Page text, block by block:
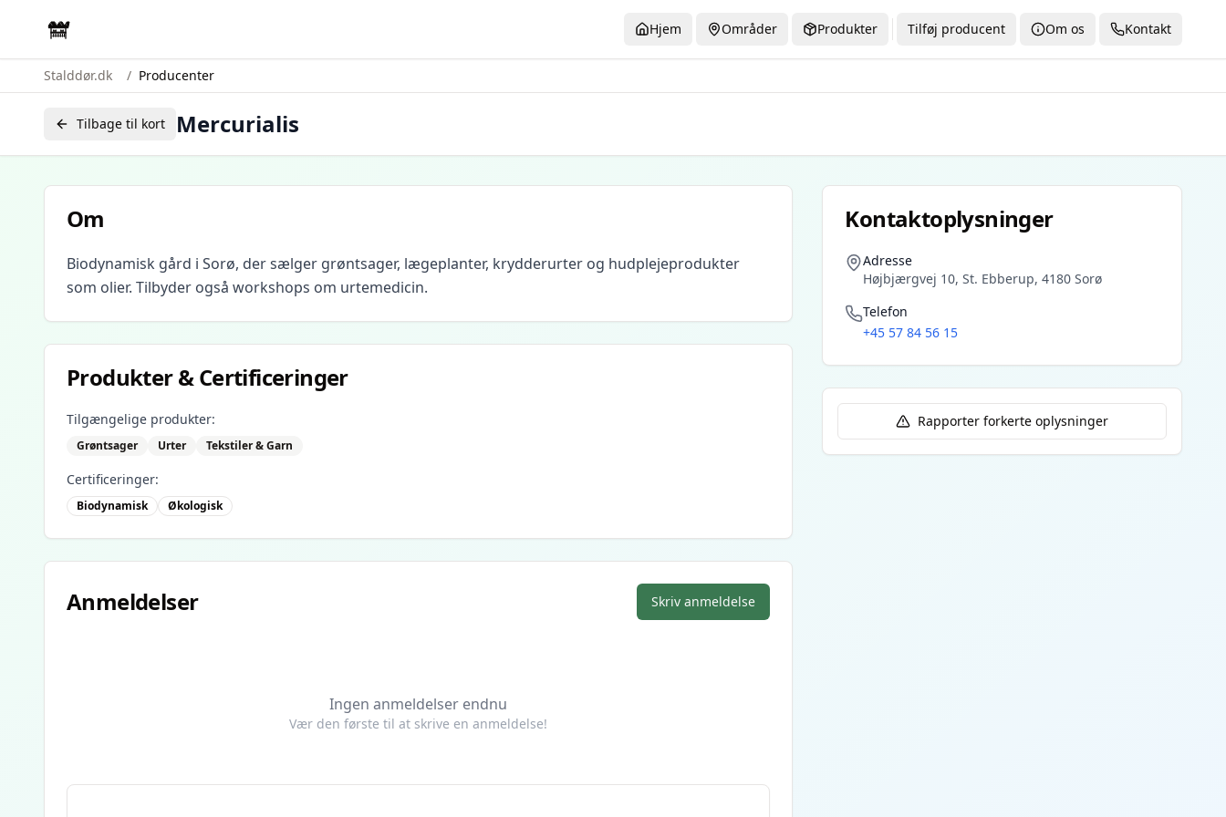
Hjem Områder Produkter Tilføj producent Om os Kontakt
Stalddør.dk / Producenter
Tilbage til kort Mercurialis
Om
Biodynamisk gård i Sorø, der sælger grøntsager, lægeplanter, krydderurter og hudplejeprodukter
som olier. Tilbyder også workshops om urtemedicin.
Produkter & Certificeringer
Tilgængelige produkter:
Grøntsager Urter Tekstiler & Garn
Certificeringer:
Biodynamisk Økologisk
Anmeldelser Skriv anmeldelse
Ingen anmeldelser endnu
Vær den første til at skrive en anmeldelse!
Kontaktoplysninger
Adresse
Højbjærgvej 10, St. Ebberup, 4180 Sorø
Telefon
+45 57 84 56 15
Rapporter forkerte oplysninger